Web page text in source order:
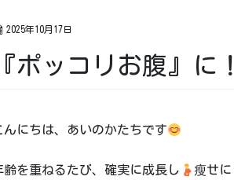
2025年10月17日
『ポッコリお腹』に！
んにちは、あいのかたちです
齢を重ねるたび、確実に成長し 瘦せ